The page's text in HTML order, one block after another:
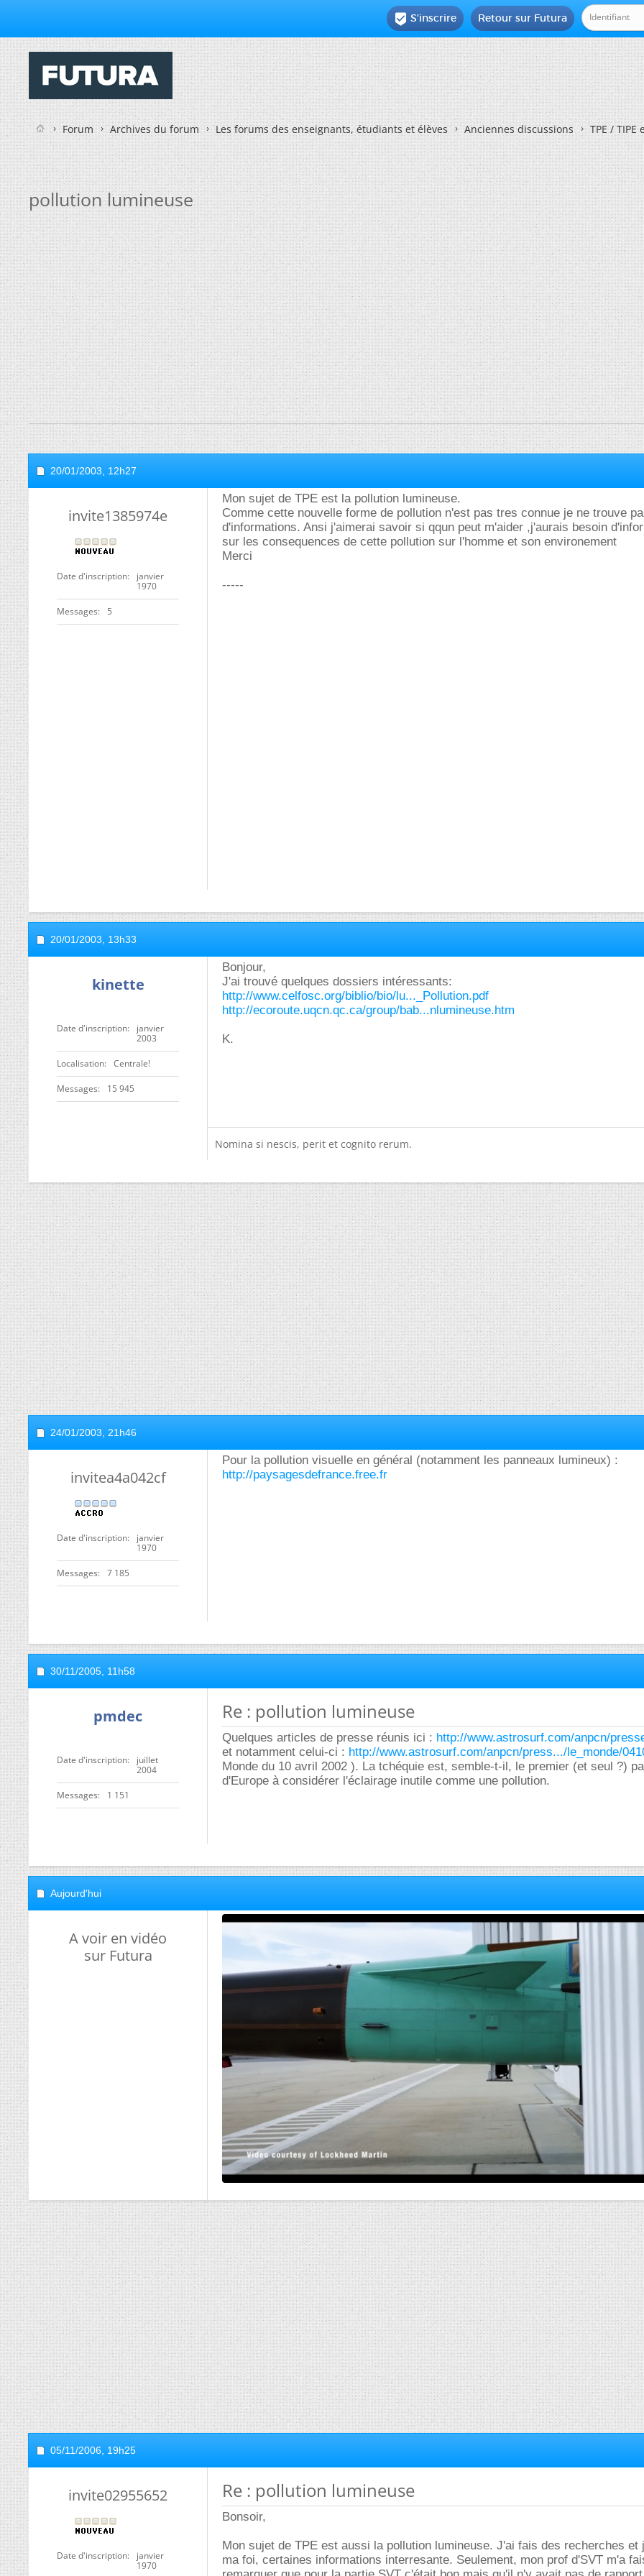
Retour sur Futura
 S'inscrire
Forum Archives du forum Les forums des enseignants, étudiants et élèves Anciennes discussions TPE /
pollution lumineuse
20/01/2003, 12h27
invite1385974e
Date d'inscription
janvier
1970
Messages 5
Mon sujet de TPE est la pollution lumineuse.
Comme cette nouvelle forme de pollution n'est pas tres connue je ne trouve
d'informations. Ansi j'aimerai savoir si qqun peut m'aider ,j'aurais besoin
sur les consequences de cette pollution sur l'homme et son environement
Merci
-----
20/01/2003, 13h33
kinette
Date d'inscription
janvier
2003
Localisation Centrale!
Messages 15 945
Bonjour,
J'ai trouvé quelques dossiers intéressants:
http://www.celfosc.org/biblio/bio/lu..._Pollution.pdf
http://ecoroute.uqcn.qc.ca/group/bab...nlumineuse.htm
K.
Nomina si nescis, perit et cognito rerum.
24/01/2003, 21h46
invitea4a042cf
Date d'inscription
janvier
1970
Messages 7 185
Pour la pollution visuelle en général (notamment les panneaux lumineux) :
http://paysagesdefrance.free.fr
30/11/2005, 11h58
pmdec
Date d'inscription
juillet
2004
Messages 1 151
Re : pollution lumineuse
Quelques articles de presse réunis ici : http://www.astrosurf.com/anpcn/
et notamment celui-ci : http://www.astrosurf.com/anpcn/press.../le_monde/
Monde du 10 avril 2002 ). La tchéquie est, semble-t-il, le premier (et seul ?)
d'Europe à considérer l'éclairage inutile comme une pollution.
Aujourd'hui
A voir en vidéo
sur Futura
05/11/2006, 19h25
invite02955652
Date d'inscription
janvier
1970
Re : pollution lumineuse
Bonsoir,
Mon sujet de TPE est aussi la pollution lumineuse. J'ai fais des recherches et
ma foi, certaines informations interresante. Seulement, mon prof d'SVT m'a